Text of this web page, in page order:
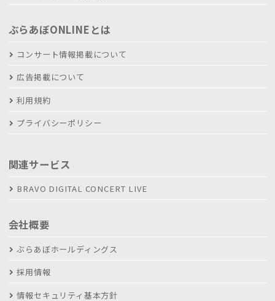
ぶらあぼONLINEとは
コンサート情報掲載について
広告掲載について
利用規約
プライバシーポリシー
関連サービス
BRAVO DIGITAL CONCERT LIVE
会社概要
ぶらあぼホールディングス
採用情報
情報セキュリティ基本方針